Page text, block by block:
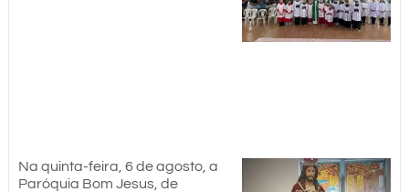
Na quinta-feira, 6 de agosto, a
Paróquia Bom Jesus, de